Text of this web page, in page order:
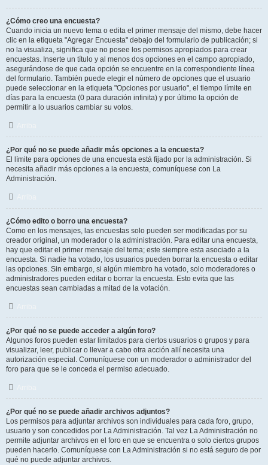
¿Cómo creo una encuesta?
Cuando inicia un nuevo tema o edita el primer mensaje del mismo, debe hacer
clic en la etiqueta "Agregar Encuesta" debajo del formulario de publicación; si
no la visualiza, significa que no posee los permisos apropiados para crear
encuestas. Inserte un título y al menos dos opciones en el campo apropiado,
asegurándose de que cada opción se encuentre en la correspondiente línea
del formulario. También puede elegir el número de opciones que el usuario
puede seleccionar en la etiqueta "Opciones por usuario", el tiempo límite en
días para la encuesta (0 para duración infinita) y por último la opción de
permitir a lo usuarios cambiar su votos.
¿Por qué no se puede añadir más opciones a la encuesta?
El límite para opciones de una encuesta está fijado por la administración. Si
necesita añadir más opciones a la encuesta, comuníquese con La
Administración.
¿Cómo edito o borro una encuesta?
Como en los mensajes, las encuestas solo pueden ser modificadas por su
creador original, un moderador o la administración. Para editar una encuesta,
hay que editar el primer mensaje del tema; este siempre esta asociado a la
encuesta. Si nadie ha votado, los usuarios pueden borrar la encuesta o editar
las opciones. Sin embargo, si algún miembro ha votado, solo moderadores o
administradores pueden editar o borrar la encuesta. Esto evita que las
encuestas sean cambiadas a mitad de la votación.
¿Por qué no se puede acceder a algún foro?
Algunos foros pueden estar limitados para ciertos usuarios o grupos y para
visualizar, leer, publicar o llevar a cabo otra acción allí necesita una
autorización especial. Comuníquese con un moderador o administrador del
foro para que se le conceda el permiso adecuado.
¿Por qué no se puede añadir archivos adjuntos?
Los permisos para adjuntar archivos son individuales para cada foro, grupo,
usuario y son concedidos por La Administración. Tal vez La Administración no
permite adjuntar archivos en el foro en que se encuentra o solo ciertos grupos
pueden hacerlo. Comuníquese con La Administración si no está seguro de por
qué no puede adjuntar archivos.